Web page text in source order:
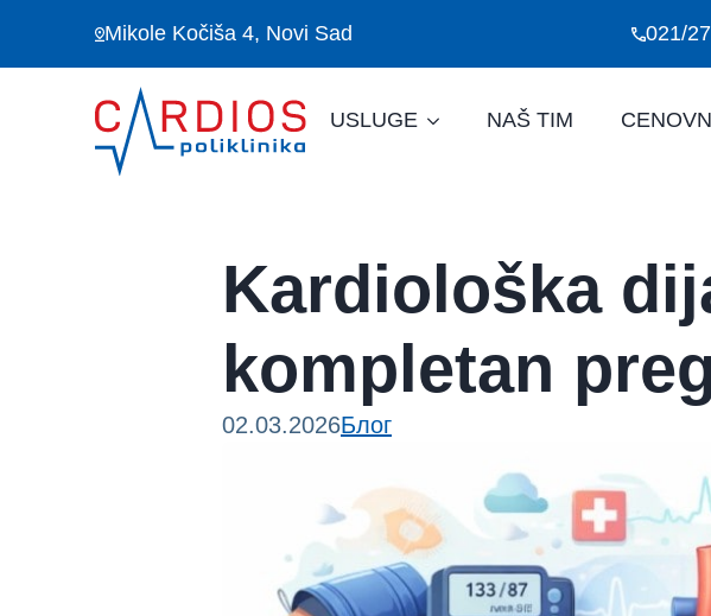
Mikole Kočiša 4, Novi Sad 021/
USLUGE NAŠ TIM
Kardiološka
kompletan
02.03.2026Блог